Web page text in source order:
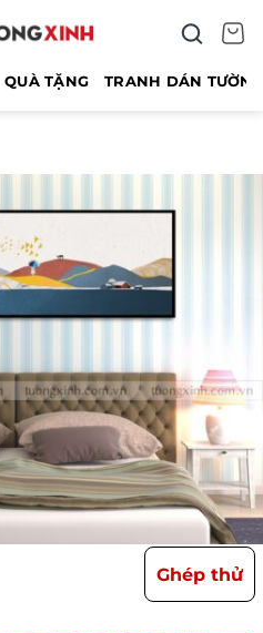
QUÀ TẶNG TRANH DÁN
Ghép thử